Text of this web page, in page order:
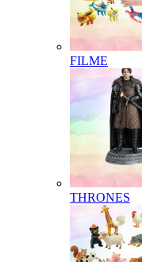
FILME
THRONES